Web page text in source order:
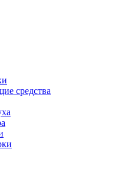
средства